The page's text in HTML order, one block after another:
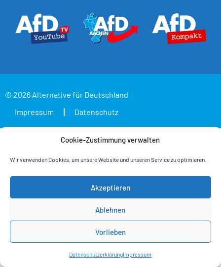
Cookie-Zustimmung verwalten
Wir verwenden Cookies, um unsere Website und unseren Service zu optimieren.
Akzeptieren
Ablehnen
Vorlieben
DatenschutzerklärungImpressum
© 2026 Alternative für Deutschland
Impressum
Datenschutz